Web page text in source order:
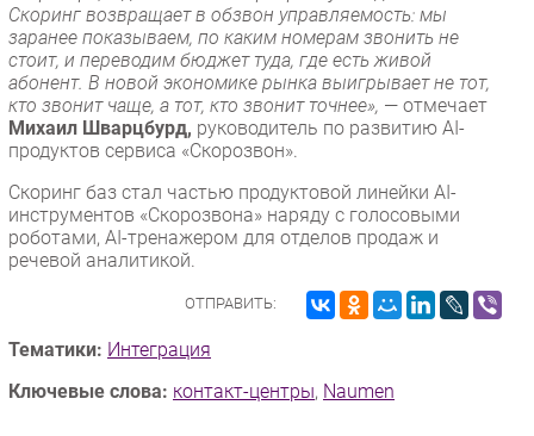
Скоринг возвращает в обзвон управляемость: мы
заранее показываем, по каким номерам звонить не
стоит, и переводим бюджет туда, где есть живой
абонент. В новой экономике рынка выигрывает не тот,
кто звонит чаще, а тот, кто звонит точнее», — отмечает
Михаил Шварцбурд, руководитель по развитию AI-
продуктов сервиса «Скорозвон».
Скоринг баз стал частью продуктовой линейки AI-
инструментов «Скорозвона» наряду с голосовыми
роботами, AI-тренажером для отделов продаж и
речевой аналитикой.
ОТПРАВИТЬ:
Тематики: Интеграция
Ключевые слова: контакт-центры, Naumen